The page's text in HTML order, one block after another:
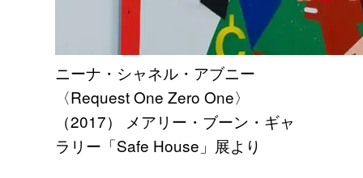
ニーナ・シャネル・アブニー
〈Request One Zero One〉
（2017） メアリー・ブーン・ギャ
ラリー「Safe House」展より